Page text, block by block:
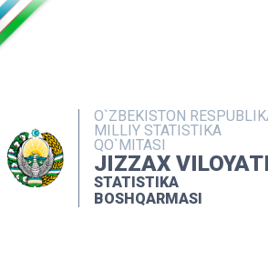
O`ZBEKISTON
MILLIY STATISTIKA
QO`MITASI
JIZZAX VILOYATI
STATISTIKA
BOSHQARMASI
NASHRLAR
INTERAKTIV
MATBUOT XIZMATI